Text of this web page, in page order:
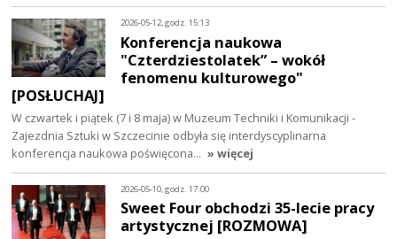
2026-05-12, godz. 15:13
Konferencja naukowa
"Czterdziestolatek” – wokół
fenomenu kulturowego"
[POSŁUCHAJ]
W czwartek i piątek (7 i 8 maja) w Muzeum Techniki i Komunikacji -
Zajezdnia Sztuki w Szczecinie odbyła się interdyscyplinarna
konferencja naukowa poświęcona… » więcej
2026-05-10, godz. 17:00
Sweet Four obchodzi 35-lecie pracy
artystycznej [ROZMOWA]